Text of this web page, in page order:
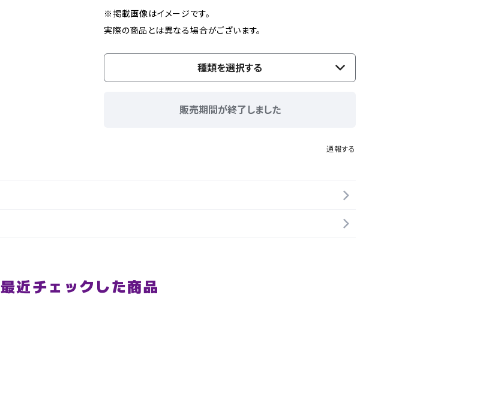
※掲載画像はイメージです。
実際の商品とは異なる場合がございます。
種類を選択する
販売期間が終了しました
通報する
最近チェックした商品